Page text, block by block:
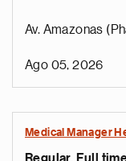
Av. Amazonas
Ago 05, 2026
Medical Manager